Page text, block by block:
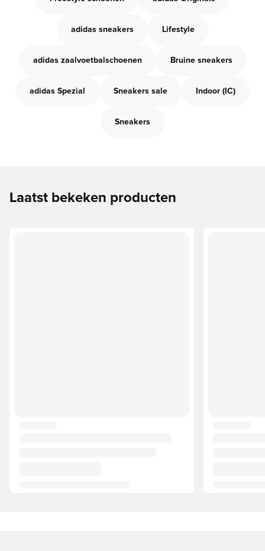
adidas sneakers Lifestyle
adidas zaalvoetbalschoenen Bruine sneakers
adidas Spezial Sneakers sale Indoor (IC)
Sneakers
Laatst bekeken producten